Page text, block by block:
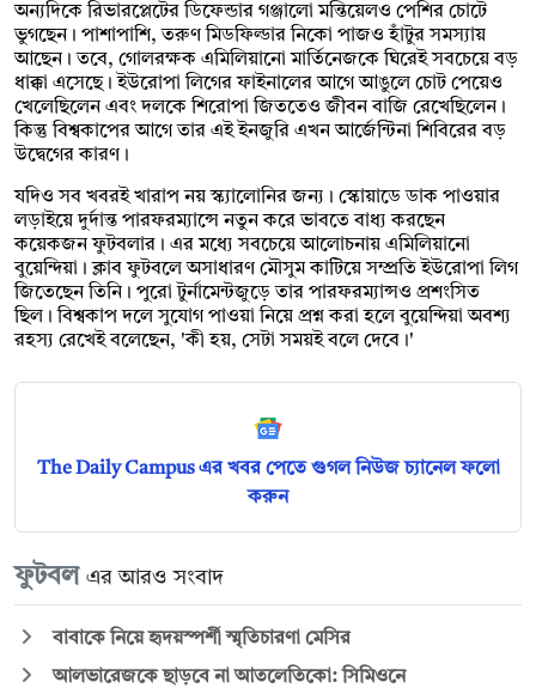
অন্যদিকে রিভারপ্লেটের ডিফেন্ডার গঞ্জালো মন্তিয়েলও পেশির চোটে
ভুগছেন। পাশাপাশি, তরুণ মিডফিল্ডার নিকো পাজও হাঁটুর সমস্যায়
আছেন। তবে, গোলরক্ষক এমিলিয়ানো মার্তিনেজকে ঘিরেই সবচেয়ে বড়
ধাক্কা এসেছে। ইউরোপা লিগের ফাইনালের আগে আঙুলে চোট পেয়েও
খেলেছিলেন এবং দলকে শিরোপা জিততেও জীবন বাজি রেখেছিলেন।
কিন্তু বিশ্বকাপের আগে তার এই ইনজুরি এখন আর্জেন্টিনা শিবিরের বড়
উদ্বেগের কারণ।
যদিও সব খবরই খারাপ নয় স্ক্যালোনির জন্য। স্কোয়াডে ডাক পাওয়ার
লড়াইয়ে দুর্দান্ত পারফরম্যান্সে নতুন করে ভাবতে বাধ্য করছেন
কয়েকজন ফুটবলার। এর মধ্যে সবচেয়ে আলোচনায় এমিলিয়ানো
বুয়েন্দিয়া। ক্লাব ফুটবলে অসাধারণ মৌসুম কাটিয়ে সম্প্রতি ইউরোপা লিগ
জিতেছেন তিনি। পুরো টুর্নামেন্টজুড়ে তার পারফরম্যান্সও প্রশংসিত
ছিল। বিশ্বকাপ দলে সুযোগ পাওয়া নিয়ে প্রশ্ন করা হলে বুয়েন্দিয়া অবশ্য
রহস্য রেখেই বলেছেন, 'কী হয়, সেটা সময়ই বলে দেবে।'
The Daily Campus এর খবর পেতে গুগল নিউজ চ্যানেল ফলো
করুন
ফুটবল এর আরও সংবাদ
বাবাকে নিয়ে হৃদয়স্পর্শী স্মৃতিচারণা মেসির
আলভারেজকে ছাড়বে না আতলেতিকো: সিমিওনে